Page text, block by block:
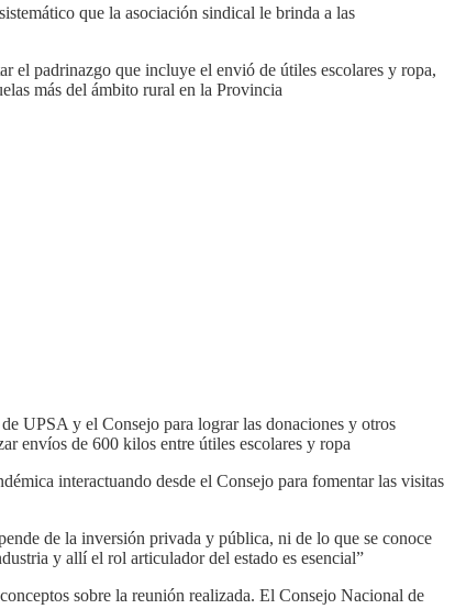
que la asociación sindical le brinda a las
el padrinazgo que incluye el envió de útiles escolares y ropa,
más del ámbito rural en la Provincia
UPSA y el Consejo para lograr las donaciones y otros
envíos de 600 kilos entre útiles escolares y ropa
interactuando desde el Consejo para fomentar las visitas
de la inversión privada y pública, ni de lo que se conoce
y allí el rol articulador del estado es esencial”
sobre la reunión realizada. El Consejo Nacional de